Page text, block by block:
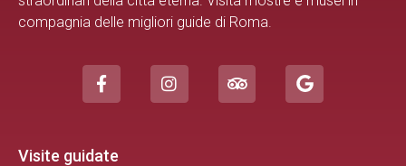
compagnia delle migliori guide di Roma.
Visite guidate